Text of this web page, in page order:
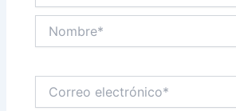
electrónico*